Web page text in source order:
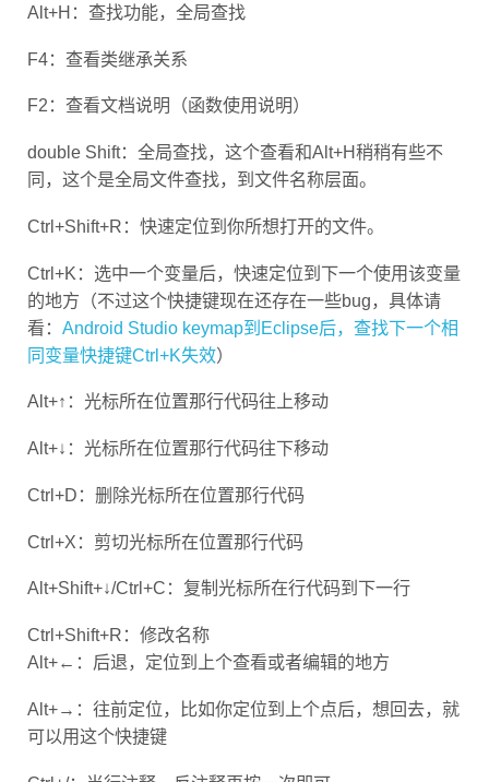
Alt+H：查找功能，全局查找
F4：查看类继承关系
F2：查看文档说明（函数使用说明）
double Shift：全局查找，这个查看和Alt+H稍稍有些不
同，这个是全局文件查找，到文件名称层面。
Ctrl+Shift+R：快速定位到你所想打开的文件。
Ctrl+K：选中一个变量后，快速定位到下一个使用该变量
的地方（不过这个快捷键现在还存在一些bug，具体请
看： Android Studio keymap到Eclipse后，查找下一个相
同变量快捷键Ctrl+K失效）
Alt+↑：光标所在位置那行代码往上移动
Alt+↓：光标所在位置那行代码往下移动
Ctrl+D：删除光标所在位置那行代码
Ctrl+X：剪切光标所在位置那行代码
Alt+Shift+↓/Ctrl+C：复制光标所在行代码到下一行
Ctrl+Shift+R：修改名称
Alt+←：后退，定位到上个查看或者编辑的地方
Alt+→：往前定位，比如你定位到上个点后，想回去，就
可以用这个快捷键